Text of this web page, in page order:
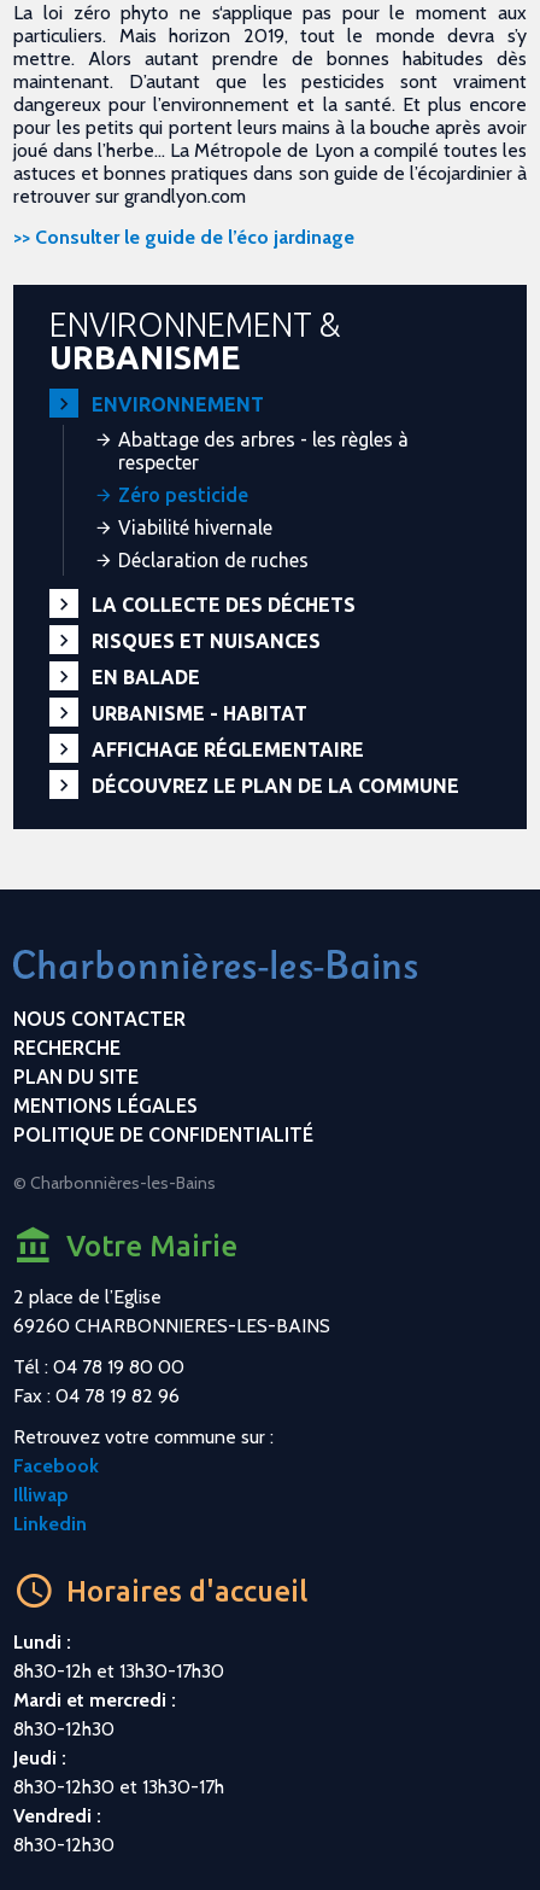
La loi zéro phyto ne s‘applique pas pour le moment aux
particuliers. Mais horizon 2019, tout le monde devra s’y
mettre. Alors autant prendre de bonnes habitudes dès
maintenant. D’autant que les pesticides sont vraiment
dangereux pour l’environnement et la santé. Et plus encore
pour les petits qui portent leurs mains à la bouche après avoir
joué dans l’herbe… La Métropole de Lyon a compilé toutes les
astuces et bonnes pratiques dans son guide de l’écojardinier à
retrouver sur grandlyon.com
>> Consulter le guide de l’éco jardinage
ENVIRONNEMENT &
URBANISME
ENVIRONNEMENT
Abattage des arbres - les règles à
respecter
Zéro pesticide
Viabilité hivernale
Déclaration de ruches
LA COLLECTE DES DÉCHETS
RISQUES ET NUISANCES
EN BALADE
URBANISME - HABITAT
AFFICHAGE RÉGLEMENTAIRE
DÉCOUVREZ LE PLAN DE LA COMMUNE
NOUS CONTACTER
RECHERCHE
PLAN DU SITE
MENTIONS LÉGALES
POLITIQUE DE CONFIDENTIALITÉ
© Charbonnières-les-Bains
Votre Mairie
2 place de l’Eglise
69260 CHARBONNIERES-LES-BAINS
Tél : 04 78 19 80 00
Fax : 04 78 19 82 96
Retrouvez votre commune sur :
Facebook
Illiwap
Linkedin
Horaires d'accueil
Lundi :
8h30-12h et 13h30-17h30
Mardi et mercredi :
8h30-12h30
Jeudi :
8h30-12h30 et 13h30-17h
Vendredi :
8h30-12h30